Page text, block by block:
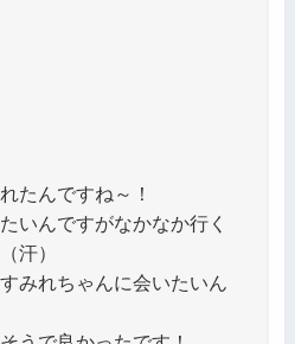
たんですね～！
いんですがなかなか行く
汗）
みれちゃんに会いたいん